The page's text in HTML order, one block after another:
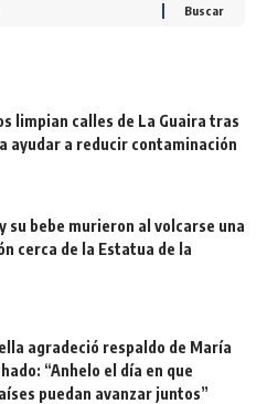
limpian calles de La Guaira tras
ayudar a reducir contaminación
su bebe murieron al volcarse una
cerca de la Estatua de la
agradeció respaldo de María
“Anhelo el día en que
puedan avanzar juntos”